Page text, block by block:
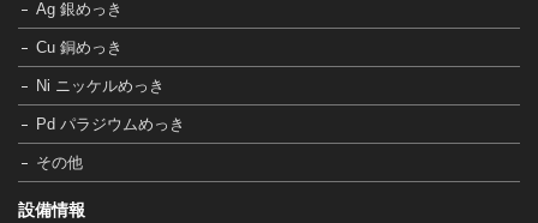
Ag 銀めっき
Cu 銅めっき
Ni ニッケルめっき
Pd パラジウムめっき
その他
設備情報